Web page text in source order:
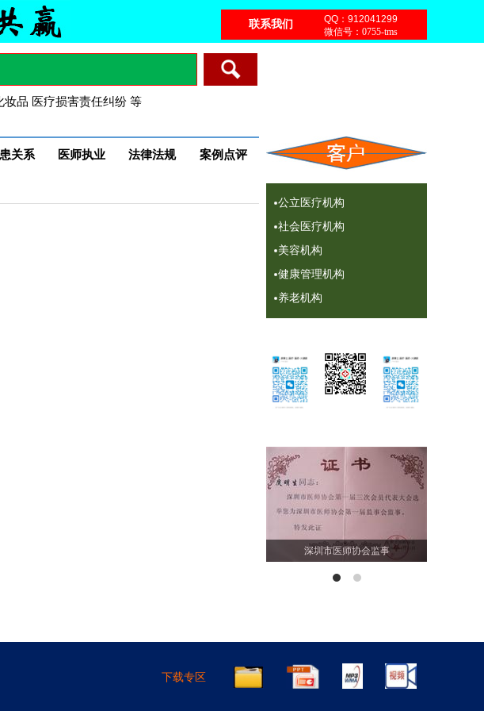
QQ：912041299
微信号：0755-tms
联系我们
品 医疗损害责任纠纷 等
关系 医师执业 法律法规 案例点评
公立医疗机构
社会医疗机构
美容机构
健康管理机构
养老机构
深圳市医师协会监事
下载专区